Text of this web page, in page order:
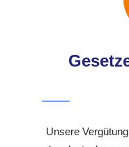
Unsere